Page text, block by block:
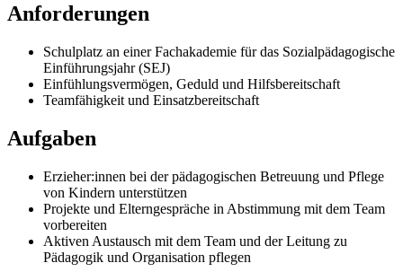
Anforderungen
Schulplatz an einer Fachakademie für das Sozialpädagogische
Einführungsjahr (SEJ)
Einfühlungsvermögen, Geduld und Hilfsbereitschaft
Teamfähigkeit und Einsatzbereitschaft
Aufgaben
Erzieher:innen bei der pädagogischen Betreuung und Pflege
von Kindern unterstützen
Projekte und Elterngespräche in Abstimmung mit dem Team
vorbereiten
Aktiven Austausch mit dem Team und der Leitung zu
Pädagogik und Organisation pflegen